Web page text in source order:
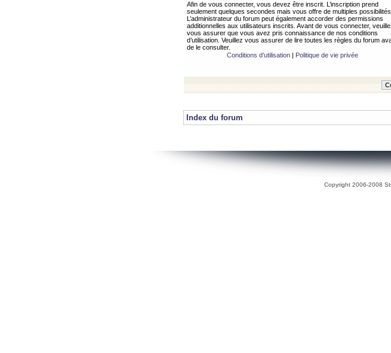
Afin de vous connecter, vous devez être inscrit. L’inscription prend
seulement quelques secondes mais vous offre de multiples possibilités.
L’administrateur du forum peut également accorder des permissions
additionnelles aux utilisateurs inscrits. Avant de vous connecter,
vous assurer que vous avez pris connaissance de nos conditions
d’utilisation. Veuillez vous assurer de lire toutes les règles du forum
de le consulter.
Conditions d’utilisation| Politique de vie privée
Index du forum
Copyright 2006-2008